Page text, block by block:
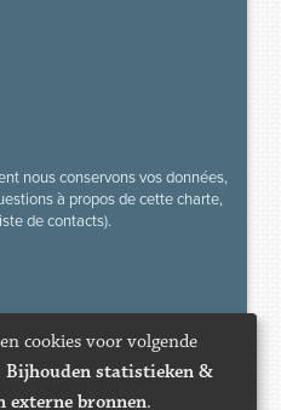
nous conservons vos données,
à propos de cette charte,
de contacts).
cookies voor volgende
Bijhouden statistieken &
externe bronnen.